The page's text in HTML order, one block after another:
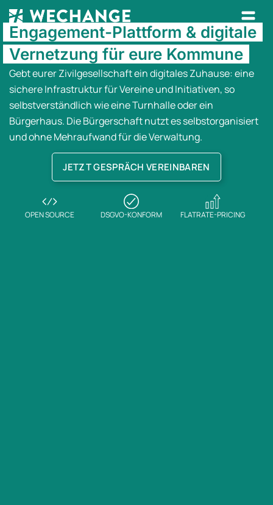
Engagement-Plattform & digitale
Vernetzung für eure Kommune
Gebt eurer Zivilgesellschaft ein digitales Zuhause: eine
sichere Infrastruktur für Vereine und Initiativen, so
selbstverständlich wie eine Turnhalle oder ein
Bürgerhaus. Die Bürgerschaft nutzt es selbstorganisiert
und ohne Mehraufwand für die Verwaltung.
JETZT GESPRÄCH VEREINBAREN
OPEN SOURCE DSGVO-KONFORM FLATRATE-PRICING